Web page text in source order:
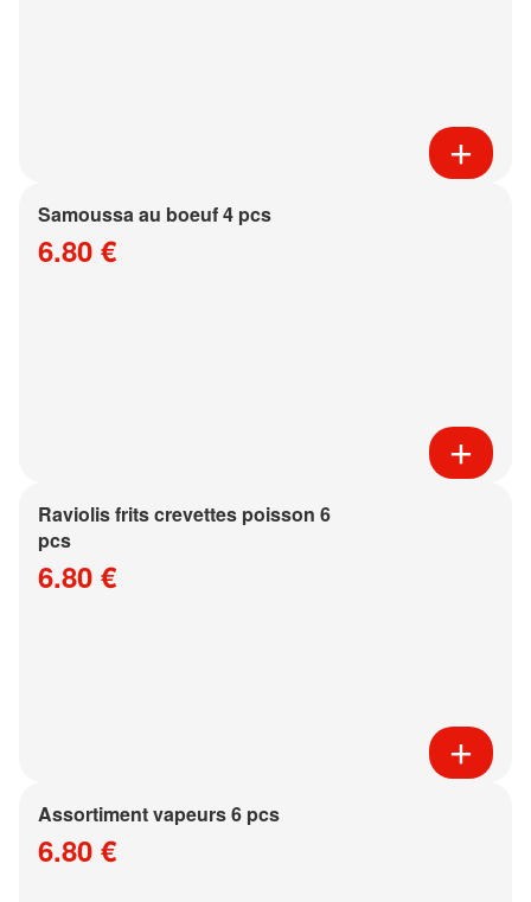
Samoussa au boeuf 4 pcs
6.80 €
Raviolis frits crevettes poisson 6
pcs
6.80 €
Assortiment vapeurs 6 pcs
6.80 €